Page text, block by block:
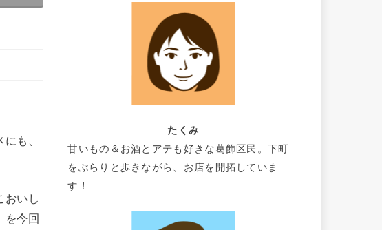
も、
おいし
を今回
たくみ
甘いもの＆お酒とアテも好きな葛飾区民。下町
をぶらりと歩きながら、お店を開拓していま
す！